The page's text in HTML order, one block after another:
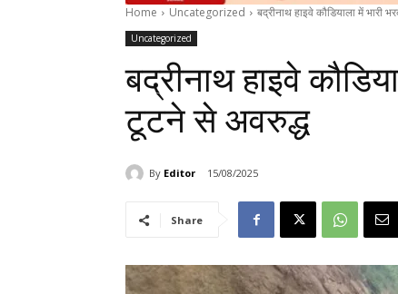
Home Uncategorized बद्रीनाथ हाइवे कौडियाला में
Uncategorized
बद्रीनाथ हाइवे
टूटने से अवरुद्ध
By Editor 15/08/2025
Share